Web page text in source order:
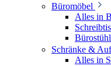
Büromöbel
Alles in
Schränke &
Alles in